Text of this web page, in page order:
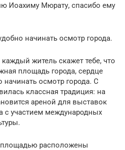
Иоахиму Мюрату, спасибо ему
начинать осмотр города.
каждый житель скажет тебе, что
площадь города, сердце
осмотр города. С
классная традиция: на
ареной для выставок
с участием международных
расположены